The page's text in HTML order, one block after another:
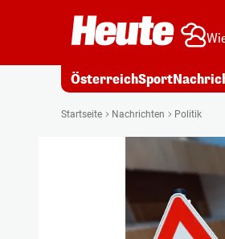
ÖsterreichSport
Startseite Nachrichten Politik